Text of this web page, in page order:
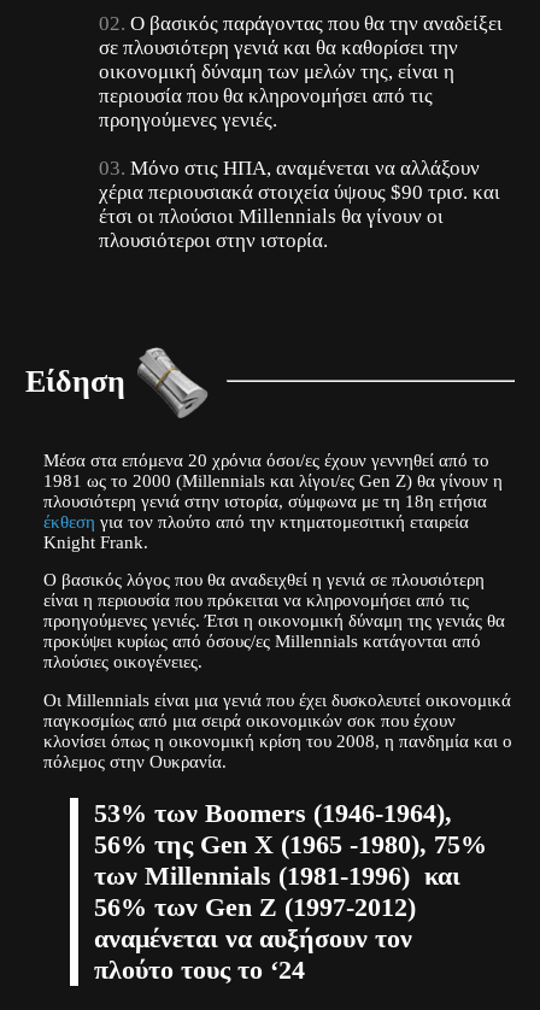
Ο βασικός παράγοντας που θα την αναδείξει
σε πλουσιότερη γενιά και θα καθορίσει την
οικονομική δύναμη των μελών της, είναι η
περιουσία που θα κληρονομήσει από τις
προηγούμενες γενιές.
Μόνο στις ΗΠΑ, αναμένεται να αλλάξουν
χέρια περιουσιακά στοιχεία ύψους $90 τρισ. και
έτσι οι πλούσιοι Millennials θα γίνουν οι
πλουσιότεροι στην ιστορία.
Είδηση
Μέσα στα επόμενα 20 χρόνια όσοι/ες έχουν γεννηθεί από το
1981 ως το 2000 (Millennials και λίγοι/ες Gen Z) θα γίνουν η
πλουσιότερη γενιά στην ιστορία, σύμφωνα με τη 18η ετήσια
έκθεση για τον πλούτο από την κτηματομεσιτική εταιρεία
Knight Frank.
Ο βασικός λόγος που θα αναδειχθεί η γενιά σε πλουσιότερη
είναι η περιουσία που πρόκειται να κληρονομήσει από τις
προηγούμενες γενιές. Έτσι η οικονομική δύναμη της γενιάς θα
προκύψει κυρίως από όσους/ες Millennials κατάγονται από
πλούσιες οικογένειες.
Οι Millennials είναι μια γενιά που έχει δυσκολευτεί οικονομικά
παγκοσμίως από μια σειρά οικονομικών σοκ που έχουν
κλονίσει όπως η οικονομική κρίση του 2008, η πανδημία και ο
πόλεμος στην Ουκρανία.
53% των Boomers (1946-1964),
56% της Gen X (1965 -1980), 75%
των Millennials (1981-1996) και
56% των Gen Z (1997-2012)
αναμένεται να αυξήσουν τον
πλούτο τους το ‘24